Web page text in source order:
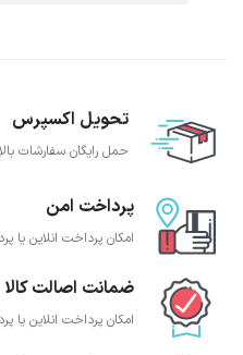
تحویل اکسپرس
حمل رایگان سفارشات بالای 1 میلیون
پرداخت امن
امکان پرداخت انلاین
ضمانت اصالت کالا
امکان پرداخت انلاین